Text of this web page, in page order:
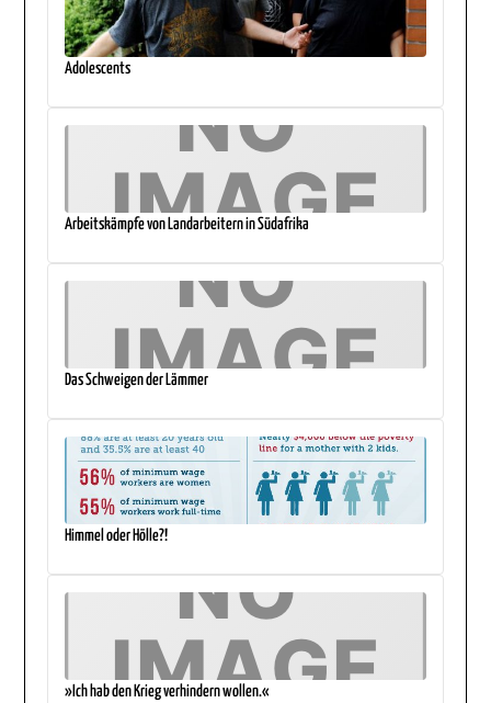
Adolescents
Arbeitskämpfe von Landarbeitern in Südafrika
Das Schweigen der Lämmer
Himmel oder Hölle?!
»Ich hab den Krieg verhindern wollen.«